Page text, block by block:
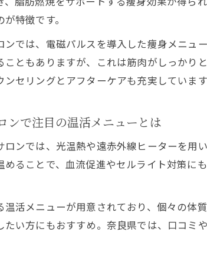
エステ
電磁パ
電磁パ
痩身エ
温活エス
ボディライン
特徴です。
ンでは、電磁パルスを導入した痩身メニュ
こともありますが、これは筋肉がしっかり
セリングとアフターケアも充実しています
ンで注目の温活メニューとは
ロンでは、光温熱や遠赤外線ヒーターを用
めることで、血流促進やセルライト対策に
温活メニューが用意されており、個々の体
い方にもおすすめ。奈良県では、口コミ